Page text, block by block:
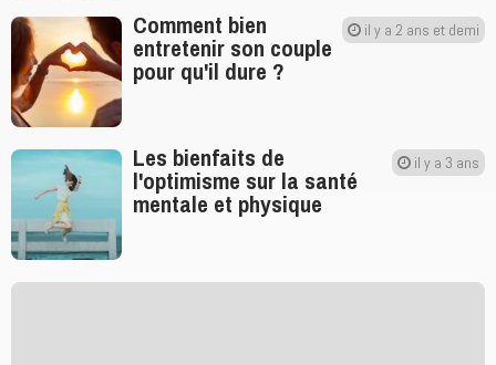
il y a 2 ans et demi
Comment bien
entretenir son couple
pour qu'il dure ?
il y a 3 ans
Les bienfaits de
l'optimisme sur la santé
mentale et physique